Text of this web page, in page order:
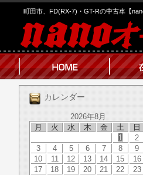
町田市、FD(RX-7)・GT-Rの中古車【
カレンダー
2026年8月
月
火 水 木 金 土 日
1
2
3
4 5 6 7 8
9
10
11 12 13 14 15
16
17
18 19 20 21 22
23